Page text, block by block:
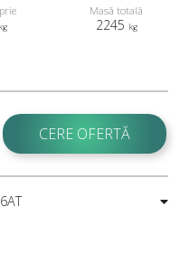
kg
Masă totală
2245 kg
CERE OFERTĂ